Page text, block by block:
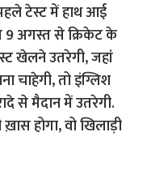
टेस्ट में हाथ आई
9 अगस्त से क्रिकेट के
खेलने उतरेगी, जहां
चाहेगी, तो इंग्लिश
से मैदान में उतरेगी.
होगा, वो खिलाड़ी